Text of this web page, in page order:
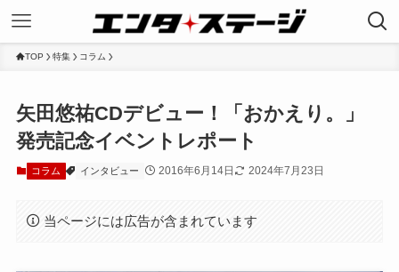
TOP 特集 コラム
矢田悠祐CDデビュー！「おかえり。」
発売記念イベントレポート
コラム インタビュー 2016年6月14日 2024年7月23日
当ページには広告が含まれています